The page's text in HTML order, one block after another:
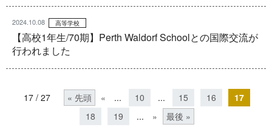
2024.10.08 高等学校
【高校1年生/70期】Perth Waldorf Schoolとの国際交流が
行われました
17 / 27 « 先頭 « ... 10 ... 15 16
17
18
19 ... » 最後 »